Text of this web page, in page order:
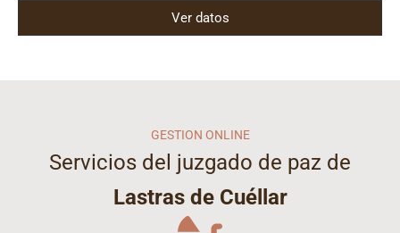
Ver datos
GESTION ONLINE
Servicios del juzgado de paz de
Lastras de Cuéllar